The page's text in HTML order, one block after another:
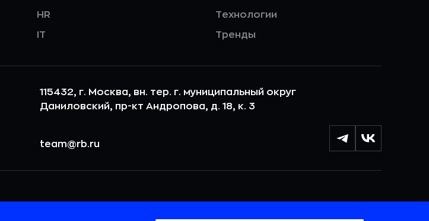
HR
IT
Технологии
Тренды
115432, г. Москва, вн. тер. г. муниципальный округ
Даниловский, пр-кт Андропова, д. 18, к. 3
team@rb.ru
повышения удобства пользования веб-сайтом. Если вы не хотите, чтобы ваши